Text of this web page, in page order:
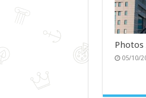
05/10/